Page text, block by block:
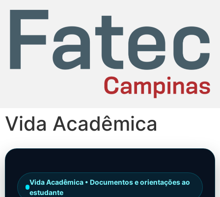
Vida Acadêmica
Vida Acadêmica • Documentos e orientações ao
estudante